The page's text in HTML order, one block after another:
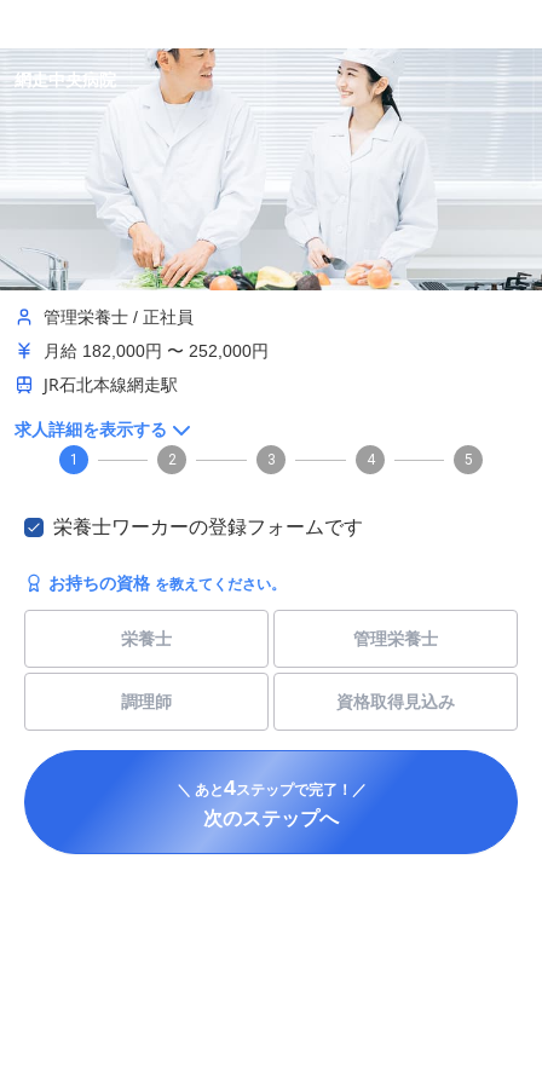
網走中央病院
管理栄養士 / 正社員
月給 182,000円 〜 252,000円
JR石北本線網走駅
求人詳細を表示する
1 2 3 4 5
栄養士ワーカーの登録フォームです
お持ちの資格 を教えてください。
栄養士 管理栄養士
調理師 資格取得見込み
＼ あと4ステップで完了！／
次のステップへ